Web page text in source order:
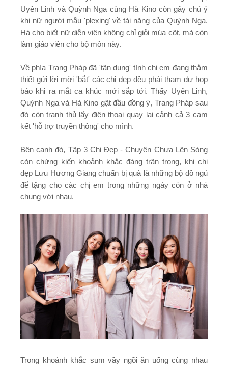
Uyên Linh và Quỳnh Nga cùng Hà Kino còn gây chú ý
khi nữ người mẫu 'plexing' về tài năng của Quỳnh Nga.
Hà cho biết nữ diễn viên không chỉ giỏi múa cột, mà còn
làm giáo viên cho bộ môn này.
Về phía Trang Pháp đã 'tận dụng' tình chị em đang thắm
thiết gửi lời mời 'bắt' các chị đẹp đều phải tham dự họp
báo khi ra mắt ca khúc mới sắp tới. Thấy Uyên Linh,
Quỳnh Nga và Hà Kino gật đầu đồng ý, Trang Pháp sau
đó còn tranh thủ lấy điện thoại quay lại cảnh cả 3 cam
kết 'hỗ trợ truyền thông' cho mình.
Bên cạnh đó, Tập 3 Chị Đẹp - Chuyện Chưa Lên Sóng
còn chứng kiến khoảnh khắc đáng trân trọng, khi chị
đẹp Lưu Hương Giang chuẩn bị quà là những bộ đồ ngủ
để tặng cho các chị em trong những ngày còn ở nhà
chung với nhau.
Trong khoảnh khắc sum vầy ngồi ăn uống cùng nhau